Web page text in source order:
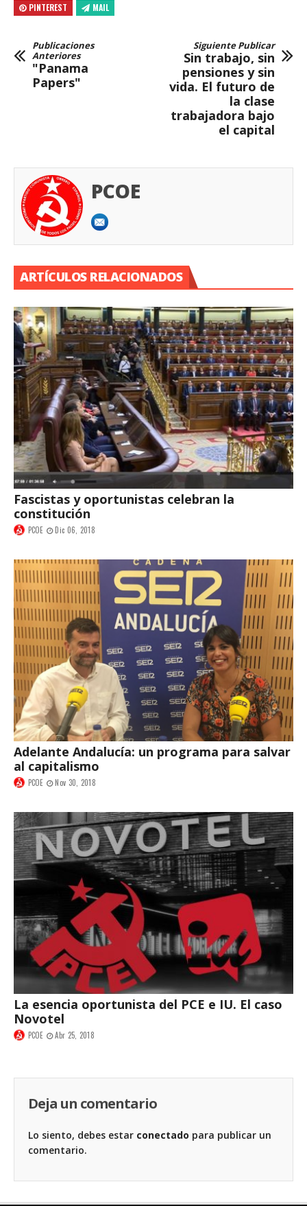
PINTEREST
MAIL
Publicaciones
Anteriores
"Panama
Papers"
Siguiente Publicar
Sin trabajo, sin
pensiones y sin
vida. El futuro de
la clase
trabajadora bajo
el capital
PCOE
ARTÍCULOS RELACIONADOS
Fascistas y oportunistas celebran la
constitución
PCOE Dic 06, 2018
Adelante Andalucía: un programa para salvar
al capitalismo
PCOE Nov 30, 2018
La esencia oportunista del PCE e IU. El caso
Novotel
PCOE Abr 25, 2018
Deja un comentario
Lo siento, debes estar conectado para publicar un
comentario.